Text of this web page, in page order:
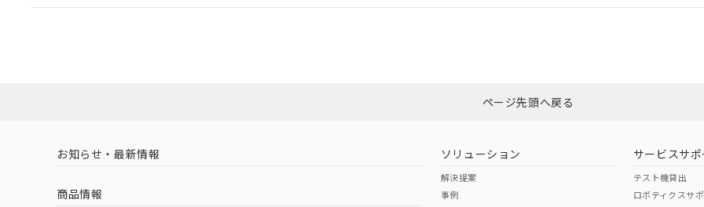
EU RoHS 注意事項・凡例
ダウンロードはこちら
中国 RoHS 注意事項・凡例
（イギリス
（ノルウェー
（日本
（アメリカ
ページ先頭へ戻る
お知らせ・最新情報
商品情報
ソリューション
解決提案
事例
サービスサポ
テスト機貸出
ロボティクスサ